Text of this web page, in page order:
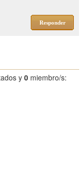
Responder
y 0 miembro/s: